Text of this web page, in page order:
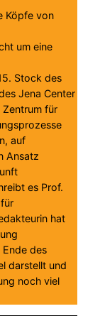
Köpfe von
um eine
Stock des
Jena Center
Zentrum für
auf
Ansatz
es Prof.
hat
des
darstellt und
noch viel